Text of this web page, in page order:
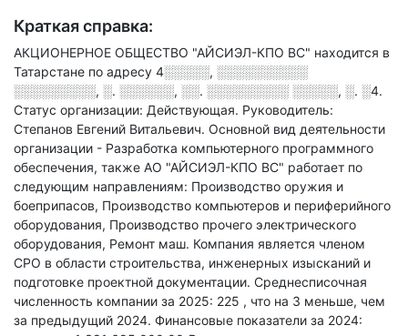
Краткая справка:
АКЦИОНЕРНОЕ ОБЩЕСТВО "АЙСИЭЛ-КПО ВС" находится в
Татарстане по адресу 4░░░░░, ░░░░░░░░░░
░░░░░░░░░, ░. ░░░░░░, ░░. ░░░░░░░░░ ░░░░░, ░. ░4.
Статус организации: Действующая. Руководитель:
Степанов Евгений Витальевич. Основной вид деятельности
организации - Разработка компьютерного программного
обеспечения, также АО "АЙСИЭЛ-КПО ВС" работает по
следующим направлениям: Производство оружия и
боеприпасов, Производство компьютеров и периферийного
оборудования, Производство прочего электрического
оборудования, Ремонт маш. Компания является членом
СРО в области строительства, инженерных изысканий и
подготовке проектной документации. Среднесписочная
численность компании за 2025: 225 , что на 3 меньше, чем
за предыдущий 2024. Финансовые показатели за 2024: